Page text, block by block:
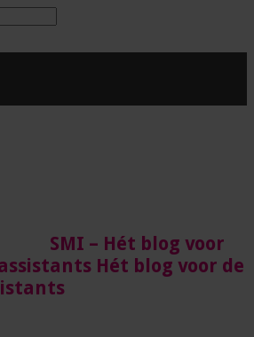
SMI – Hét blog voor
Hét blog voor de